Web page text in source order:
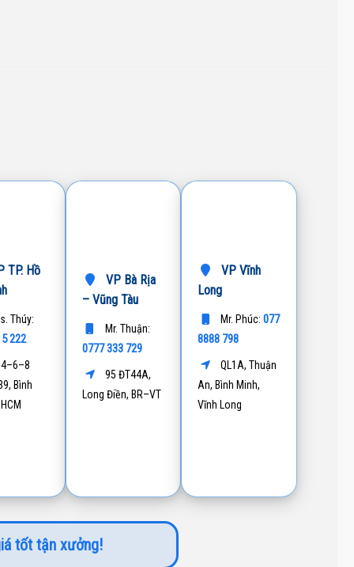
TP. Hồ
Thúy:
222
Bình
VP Bà Rịa
– Vũng Tàu
Mr. Thuận:
0777 333 729
95 ĐT44A,
Long Điền, BR–VT
VP Vĩnh
Long
Mr. Phúc:077
8888 798
QL1A, Thuận
An, Bình Minh,
Vĩnh Long
tốt tận xưởng!